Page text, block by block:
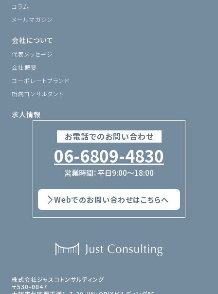
株式会社ジャスコトンサルティング
〒530-0047
お電話でのお問い合わせ
06-6809-4830
営業時間：平日9:00〜18:00
Webでのお問い合わせはこちらへ
コラム
メールマガジン
会社について
代表メッセージ
会社概要
コーポレートブランド
所属コンサルタント
求人情報